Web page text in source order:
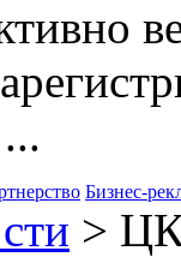
Бизнес-
>